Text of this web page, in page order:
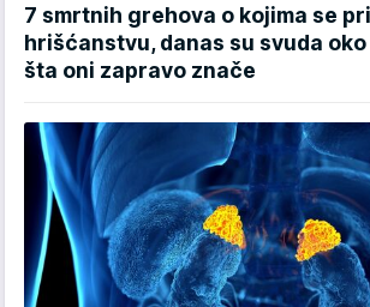
7 smrtnih grehova o kojima se
hrišćanstvu, danas su svuda oko
šta oni zapravo znače